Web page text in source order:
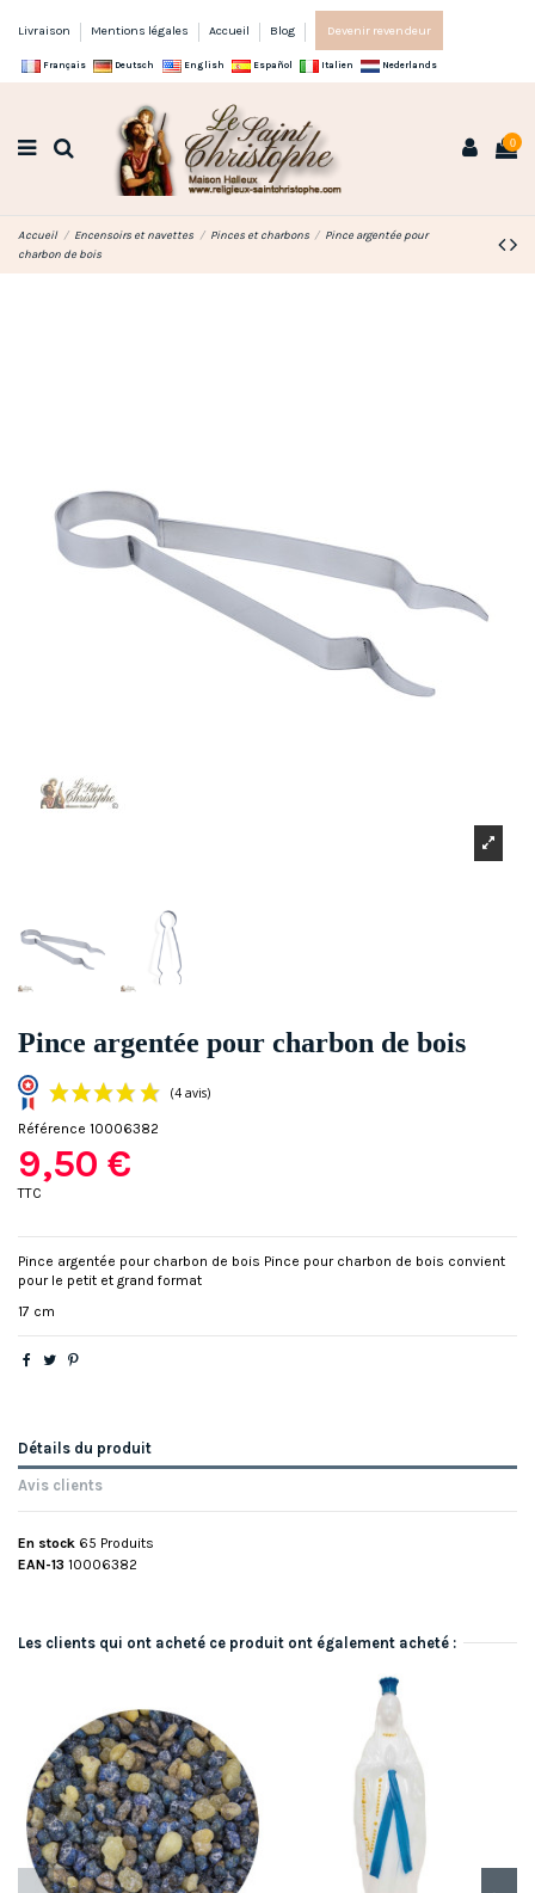
Livraison Mentions légales Accueil Blog Devenir revendeur
Français Deutsch English Español Italien Nederlands
0
Accueil Encensoirs et navettes Pinces et charbons
Pince argentée pour
charbon de bois
Pince argentée pour charbon de bois
(4 avis)
Référence 10006382
9,50 €
TTC
Pince argentée pour charbon de bois Pince pour charbon de bois convient
pour le petit et grand format
17 cm
Détails du produit
Avis clients
En stock 65 Produits
EAN-13 10006382
Les clients qui ont acheté ce produit ont également acheté :